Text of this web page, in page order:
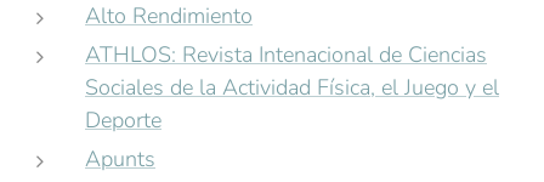
Alto Rendimiento
ATHLOS: Revista Intenacional de Ciencias
Sociales de la Actividad Física, el Juego y el
Deporte
Apunts